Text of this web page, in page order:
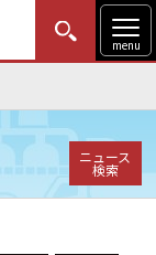
menu
ニュース
検索